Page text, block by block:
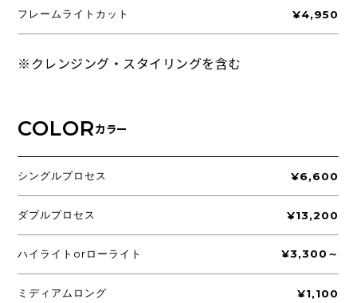
フレームライトカット ¥4,950
※クレンジング・スタイリングを含む
COLORカラー
シングルプロセス ¥6,600
ダブルプロセス ¥13,200
ハイライトorローライト ¥3,300～
ミディアムロング ¥1,100